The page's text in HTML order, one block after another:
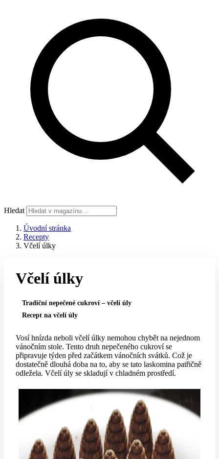
Hledat
Úvodní stránka
Recepty
Včelí úlky
Včelí úlky
Tradiční nepečené cukroví – včelí úly
Recept na včelí úly
Vosí hnízda neboli včelí úlky nemohou chybět na nejednom
vánočním stole. Tento druh nepečeného cukroví se
připravuje týden před začátkem vánočních svátků. Což je
dostatečně dlouhá doba na to, aby se tato laskomina patřičně
odležela. Včelí úly se skladují v chladném prostředí.